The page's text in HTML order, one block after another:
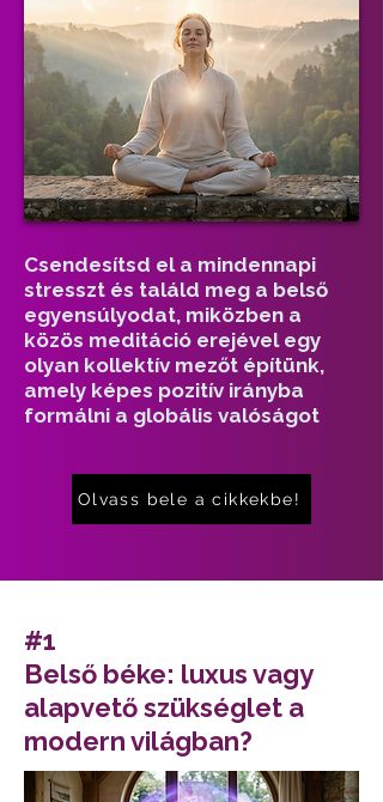
Csendesítsd el a mindennapi
stresszt és találd meg a belső
egyensúlyodat, miközben a
közös meditáció erejével egy
olyan kollektív mezőt építünk,
amely képes pozitív irányba
formálni a globális valóságot
Olvass bele a cikkekbe!
#1
Belső béke: luxus vagy
alapvető szükséglet a
modern világban?